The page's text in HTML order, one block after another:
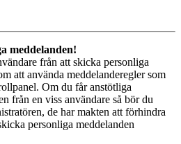
meddelanden!
från att skicka personliga
att använda meddelanderegler som
Om du får anstötliga
från en viss användare så bör du
de har makten att förhindra
personliga meddelanden